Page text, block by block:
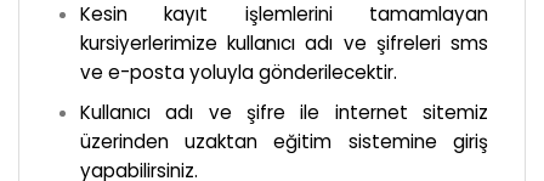
Kesin kayıt işlemlerini tamamlayan
kursiyerlerimize kullanıcı adı ve şifreleri sms
ve e-posta yoluyla gönderilecektir.
Kullanıcı adı ve şifre ile internet sitemiz
üzerinden uzaktan eğitim sistemine giriş
yapabilirsiniz.